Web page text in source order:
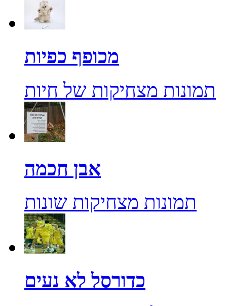
מכופף כפיות
תמונות מצחיקות של חיות
אבן חכמה
תמונות מצחיקות שונות
כדורסל לא נעים